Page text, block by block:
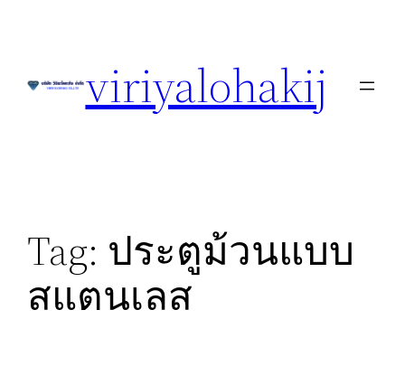
viriyalohakij
Tag: ประตูม้วนแบบ
สแตนเลส